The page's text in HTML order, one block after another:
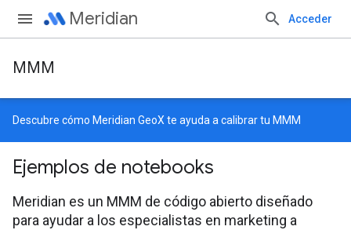
Meridian Acceder
MMM
Descubre cómo Meridian GeoX te ayuda a calibrar tu MMM
Ejemplos de notebooks
Meridian es un MMM de código abierto diseñado
para ayudar a los especialistas en marketing a